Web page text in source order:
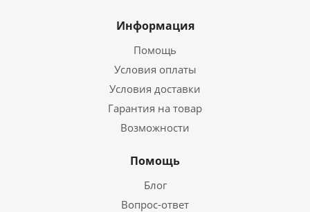
Информация
Помощь
Условия оплаты
Условия доставки
Гарантия на товар
Возможности
Помощь
Блог
Вопрос-ответ